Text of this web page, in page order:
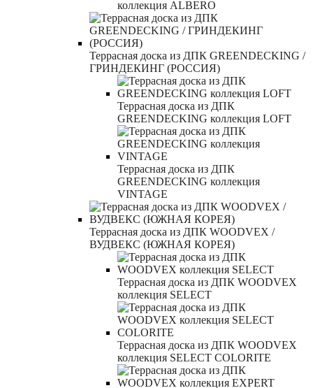
коллекция ALBERO
Террасная доска из ДПК GREENDECKING /
ГРИНДЕКИНГ (РОССИЯ)
Террасная доска из ДПК
GREENDECKING коллекция LOFT
Террасная доска из ДПК
GREENDECKING коллекция
VINTAGE
Террасная доска из ДПК WOODVEX /
ВУДВЕКС (ЮЖНАЯ КОРЕЯ)
Террасная доска из ДПК WOODVEX
коллекция SELECT
Террасная доска из ДПК WOODVEX
коллекция SELECT COLORITE